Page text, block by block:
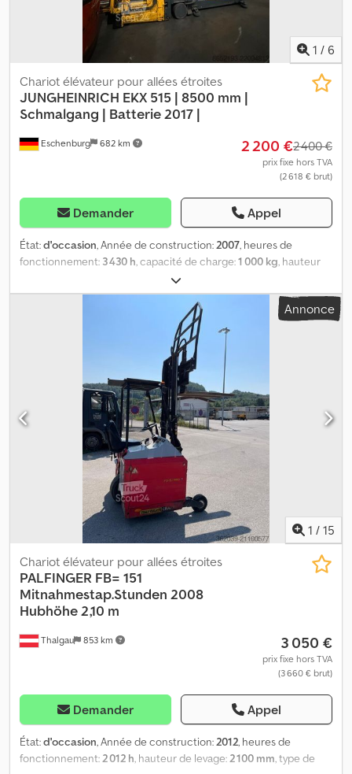
1 / 6
Eschenburg 682 km
Chariot élévateur pour allées étroites
JUNGHEINRICH EKX 515 | 8500 mm |
Schmalgang | Batterie 2017 |
2 200 €2 400 €
prix fixe hors TVA
(2 618 € brut)
Demander Appel
État:d'occasion, Année de construction:2007, heures de
fonctionnement: 3 430 h, capacité de charge:1 000 kg, hauteur
, type de carburant:
d'engrenage:automatique, Jungheinrich EKX 515 | 8500 mm |
Chariot pour allées étroites | Batterie 2017 ? Année de fabrication
: 2007 ? Année de fabrication de la batterie Hawker : 2017 ?
Tension batterie : 80 V ? Puissance nominale d’entraînement : 7,6
kW ? Longueur des fourches : 1200 mm ? Heures de
fonctionnement : 3430 h ? Poids à vide : 7426 kg ? Capacité
nominale de charge : 1000 kg ? Poids de la batterie : 2069 kg ?
Hauteur de levée : env. 8500 mm ? Déplacement latéral ?
Écarteur de fourches Crsdpfxsy Uvcqj Ah Sjf Sous réserve de
modifications et d'erreurs.
Annonce
1 / 15
Thalgau 853 km
Chariot élévateur pour allées étroites
PALFINGER FB= 151
Mitnahmestap.Stunden 2008
Hubhöhe 2,10 m
3 050 €
prix fixe hors TVA
(3 660 € brut)
Demander Appel
État:d'occasion, Année de construction:2012, heures de
fonctionnement:2 012 h, hauteur de levage:2 100 mm, type de